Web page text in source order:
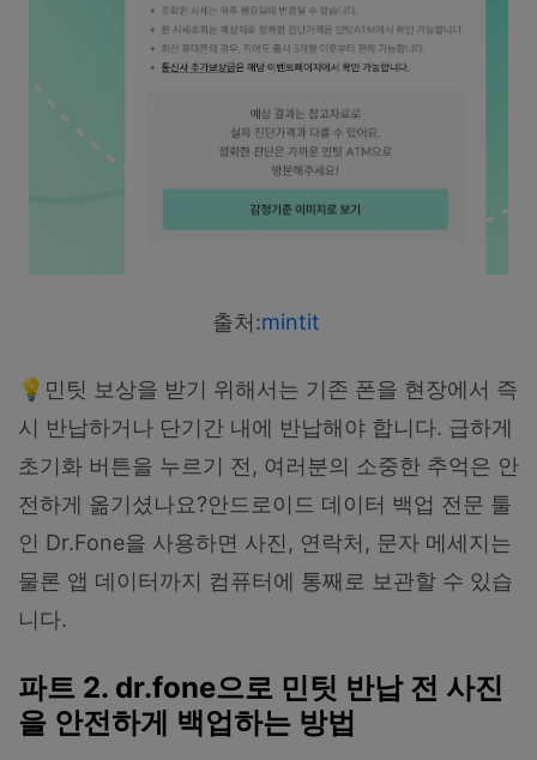
출처:mintit
💡 민팃 보상을 받기 위해서는 기존 폰을 현장에서 즉
시 반납하거나 단기간 내에 반납해야 합니다. 급하게
초기화 버튼을 누르기 전, 여러분의 소중한 추억은 안
전하게 옮기셨나요?안드로이드 데이터 백업 전문 툴
인 Dr.Fone을 사용하면 사진, 연락처, 문자 메세지는
물론 앱 데이터까지 컴퓨터에 통째로 보관할 수 있습
니다.
파트 2. dr.fone으로 민팃 반납 전 사진
을 안전하게 백업하는 방법